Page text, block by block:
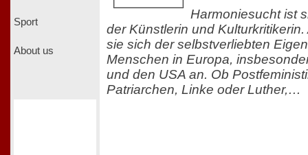
Sport
About us
Harmoniesucht ist
der Künstlerin und
sie sich der selbstverliebten
Menschen in Europa,
und den USA an. Ob
Patriarchen, Linke oder Luther,…